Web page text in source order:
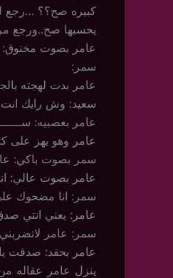
كبيره صح؟؟ …رجع
يحسبها صح..ورجع
عامر بصوت مخنوق:
سمر:
عامر بدت لهجته
سعيد: وش رايك
عامر بعصبيه:
عامر وهو يهز على
سمر بصوت باكي:
عامر بصوت عالي:
سمر: انا مضحوك
عامر: يعني انتي
سمر: عامر لاتضربني
عامر بحقد: صدقت
ينزل عامر عقاله